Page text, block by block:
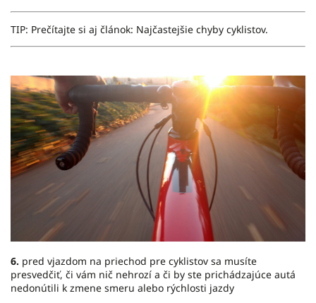
TIP: Prečítajte si aj článok: Najčastejšie chyby cyklistov.
6. pred vjazdom na priechod pre cyklistov sa musíte
presvedčiť, či vám nič nehrozí a či by ste prichádzajúce autá
nedonútili k zmene smeru alebo rýchlosti jazdy